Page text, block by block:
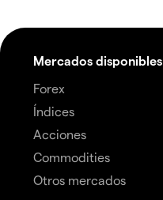
Mercados disponibles
Forex
Índices
Acciones
Commodities
Otros mercados